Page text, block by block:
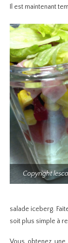
Il est maintenant
Copyright
salade iceberg.
soit plus simple à